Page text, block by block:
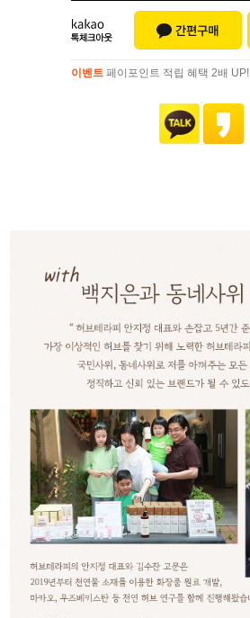
이벤트 페이포인트 적립 혜택 2배 UP!